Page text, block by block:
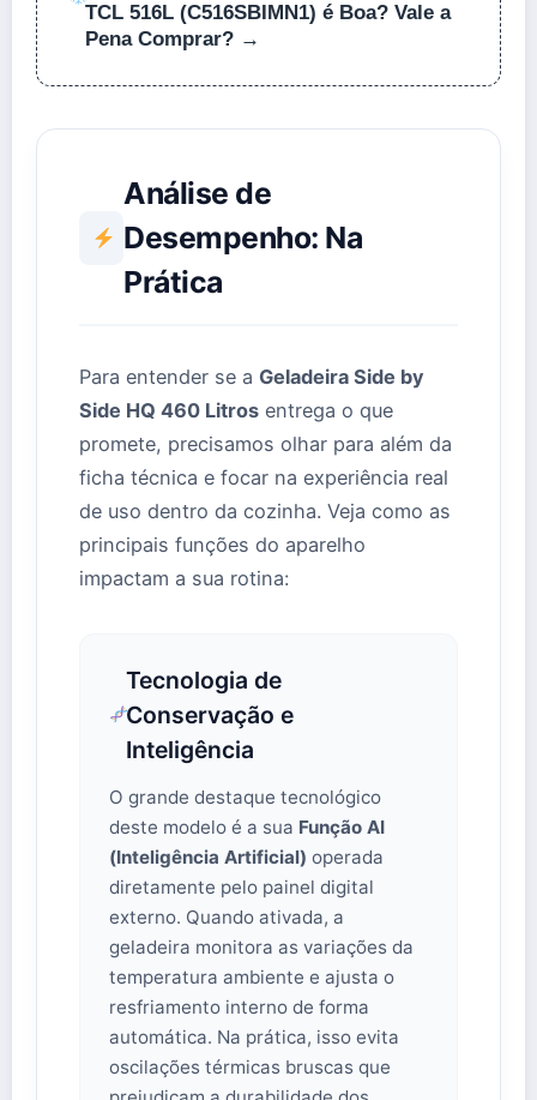
TCL 516L (C516SBIMN1) é Boa? Vale a
Pena Comprar? →
Análise de
Desempenho: Na
Prática
Para entender se a Geladeira Side by
Side HQ 460 Litros entrega o que
promete, precisamos olhar para além da
ficha técnica e focar na experiência real
de uso dentro da cozinha. Veja como as
principais funções do aparelho
impactam a sua rotina:
Tecnologia de
Conservação e
Inteligência
O grande destaque tecnológico
deste modelo é a sua Função AI
(Inteligência Artificial) operada
diretamente pelo painel digital
externo. Quando ativada, a
geladeira monitora as variações da
temperatura ambiente e ajusta o
resfriamento interno de forma
automática. Na prática, isso evita
oscilações térmicas bruscas que